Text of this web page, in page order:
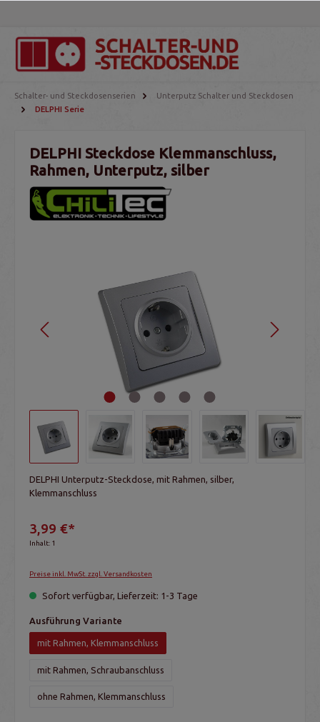
Schalter- und Steckdosenserien
Unterputz Schalter und Steckdosen
DELPHI Serie
DELPHI Steckdose Klemmanschluss,
Rahmen, Unterputz, silber
DELPHI Unterputz-Steckdose, mit Rahmen, silber,
Klemmanschluss
3,99 €*
Inhalt: 1
Preise inkl. MwSt. zzgl. Versandkosten
Sofort verfügbar, Lieferzeit: 1-3 Tage
Ausführung Variante
mit Rahmen, Klemmanschluss
mit Rahmen, Schraubanschluss
ohne Rahmen, Klemmanschluss